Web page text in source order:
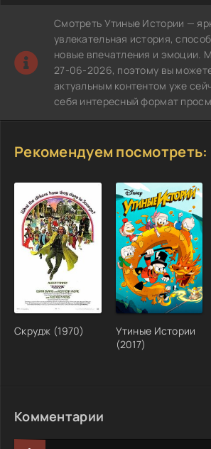
Смотреть Утиные Истории —
увлекательная история,
новые впечатления и эмоции.
27-06-2026, поэтому вы
актуальным контентом уже
себя интересный формат
Рекомендуем посмотреть:
Скрудж (1970)
Утиные Истории
(2017)
Комментарии